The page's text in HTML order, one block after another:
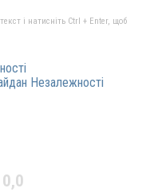
і натисніть Ctrl + Enter, щоб
Незалежності
0,0